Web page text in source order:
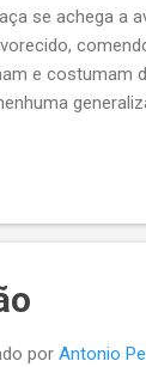
se achega a
e costumam
por Antonio